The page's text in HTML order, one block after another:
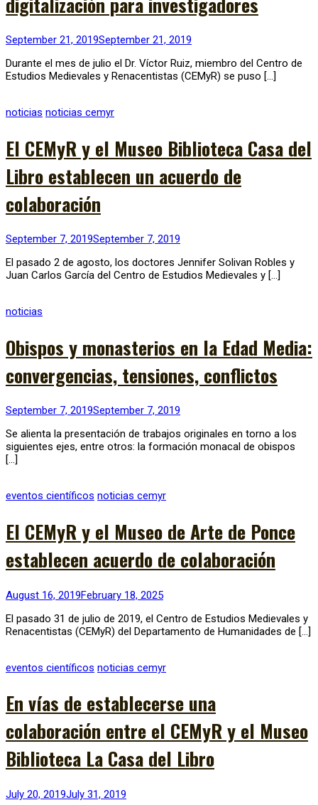
September 21, 2019September 21, 2019
Durante el mes de julio el Dr. Víctor Ruiz, miembro del Centro de
Estudios Medievales y Renacentistas (CEMyR) se puso […]
noticias noticias cemyr
El CEMyR y el Museo Biblioteca Casa del
Libro establecen un acuerdo de
colaboración
September 7, 2019September 7, 2019
El pasado 2 de agosto, los doctores Jennifer Solivan Robles y
Juan Carlos García del Centro de Estudios Medievales y […]
noticias
Obispos y monasterios en la Edad Media:
convergencias, tensiones, conflictos
September 7, 2019September 7, 2019
Se alienta la presentación de trabajos originales en torno a los
siguientes ejes, entre otros: la formación monacal de obispos
[…]
eventos científicos noticias cemyr
El CEMyR y el Museo de Arte de Ponce
establecen acuerdo de colaboración
August 16, 2019February 18, 2025
El pasado 31 de julio de 2019, el Centro de Estudios Medievales y
Renacentistas (CEMyR) del Departamento de Humanidades de […]
eventos científicos noticias cemyr
En vías de establecerse una
colaboración entre el CEMyR y el Museo
Biblioteca La Casa del Libro
July 20, 2019July 31, 2019